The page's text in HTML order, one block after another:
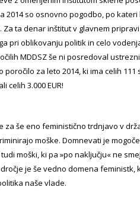
2014 so osnovno pogodbo, po
Za ta denar inštitut v glavnem
pri oblikovanju politik in celo
MDDSZ še ni posredoval
za leto 2014, ki ima celih 111
celih 3.000 EUR!
za še eno feministično trdnjavo v
moške. Domnevati je
moški, ki pa »po naključju« ne
je še vedno domena feministk,
naše vlade.